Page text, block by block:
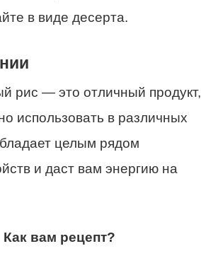
в виде десерта.
рис — это отличный продукт,
использовать в различных
целым рядом
и даст вам энергию на
Как вам рецепт?